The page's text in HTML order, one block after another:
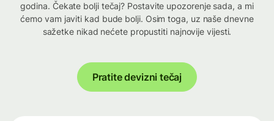
godina. Čekate bolji tečaj? Postavite upozorenje sada, a mi
ćemo vam javiti kad bude bolji. Osim toga, uz naše dnevne
sažetke nikad nećete propustiti najnovije vijesti.
Pratite devizni tečaj